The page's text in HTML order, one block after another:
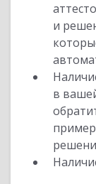
и
в